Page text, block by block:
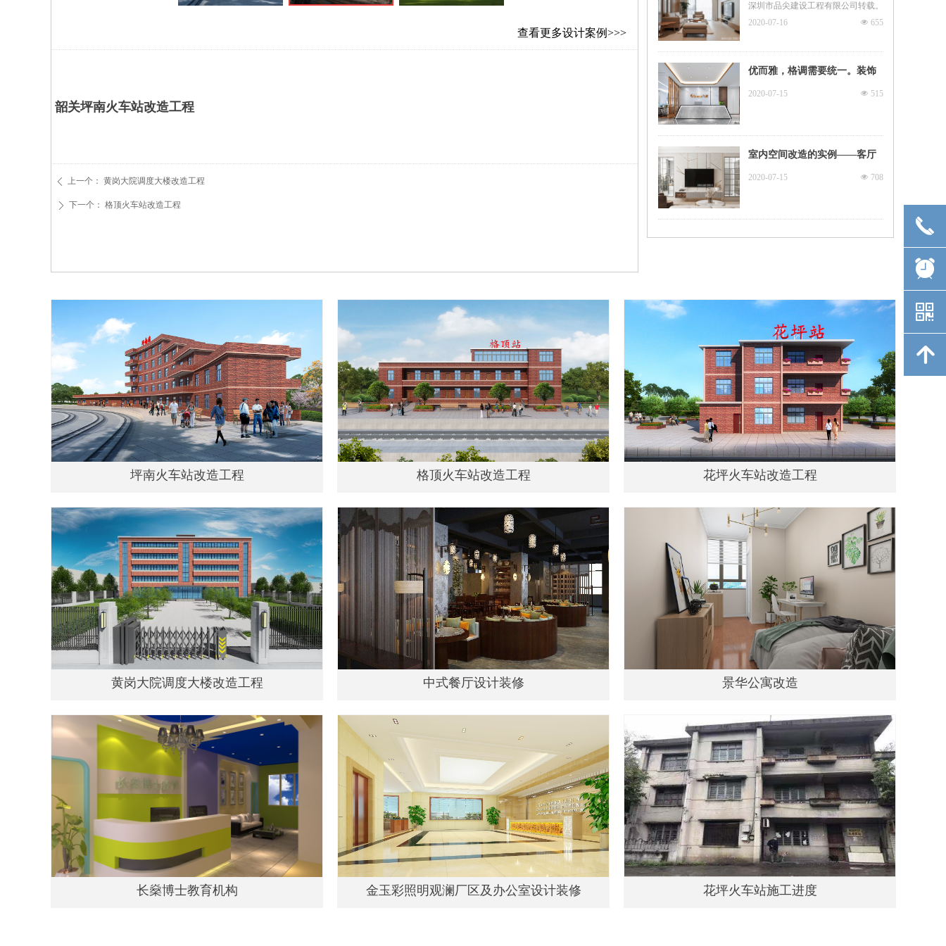
查看更多设计案例>>>
ꄲ 下一个： 格顶火车站改造工程
ꄴ 上一个： 黄岗大院调度大楼改造工程
韶关坪南火车站改造工程
装修流程，看装修大神如何教
你~ 深圳市品尖建设工程有限
深圳市品尖建设工程有限公司转载。
넶 655
2020-07-16
优而雅，格调需要统一。装饰
装修需要用心才能达到一个色
넶 515
2020-07-15
室内空间改造的实例——客厅
넶 708
2020-07-15
坪南火车站改造工程 格顶火车站改造工程 花坪火车站改造工程
黄岗大院调度大楼改造工程 中式餐厅设计装修 景华公寓改造
长燊博士教育机构 金玉彩照明观澜厂区及办公室设计装修 花坪火车站施工进度
끅
뀥
낃
녕